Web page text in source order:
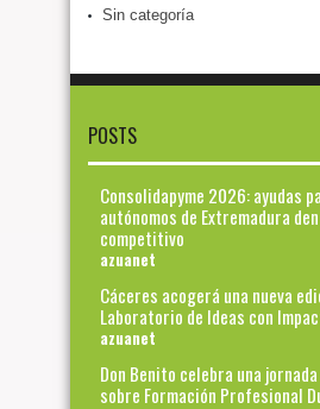
Sin categoría
POSTS
Consolidapyme 2026: ayudas
autónomos de Extremadura
competitivo
azuanet
Cáceres acogerá una nueva
Laboratorio de Ideas con
azuanet
Don Benito celebra una
sobre Formación Profesional